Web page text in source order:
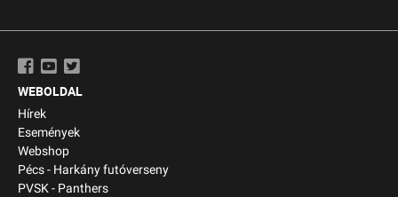
WEBOLDAL
Hírek
Események
Webshop
Pécs - Harkány futóverseny
PVSK - Panthers